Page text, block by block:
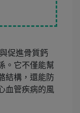
促進骨質鈣
。它不僅能幫
結構，還能防
血管疾病的風